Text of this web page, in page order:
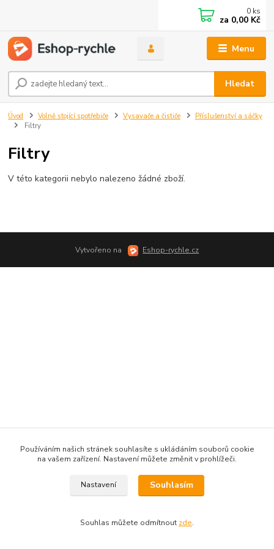
Menu
Hledat
0 ks
za 0,00 Kč
Úvod Volně stojící spotřebiče Vysavače a čističe
Příslušenství a sáčky
Filtry
Filtry
V této kategorii nebylo nalezeno žádné zboží.
Vytvořeno na Eshop-rychle.cz
Používáním našich stránek souhlasíte s ukládáním souborů cookie
na vašem zařízení. Nastavení můžete změnit v prohlížeči.
Nastavení Souhlasím
Souhlas můžete odmítnout zde.